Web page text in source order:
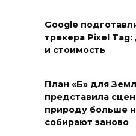
Google
трекера Pixel
и стоимость
План «Б» для
представила
природу больше
собирают заново